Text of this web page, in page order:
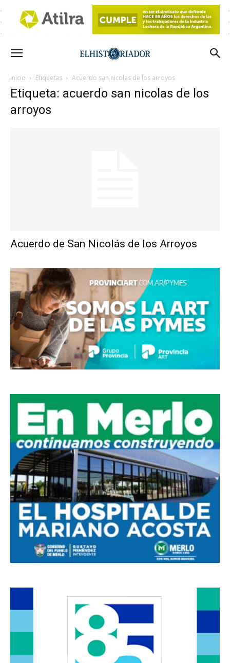
Inicio Etiquetas Acuerdo san nicolas de los arroyos
Etiqueta: acuerdo san nicolas de los
arroyos
Acuerdo de San Nicolás de los Arroyos